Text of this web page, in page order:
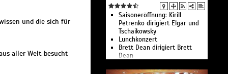
und die sich für
aller Welt besucht
Saisoneröffnung: Kirill
Petrenko dirigiert Elgar und
Tschaikowsky
Lunchkonzert
Brett Dean dirigiert Brett
Dean
Falla, Janáček und eine